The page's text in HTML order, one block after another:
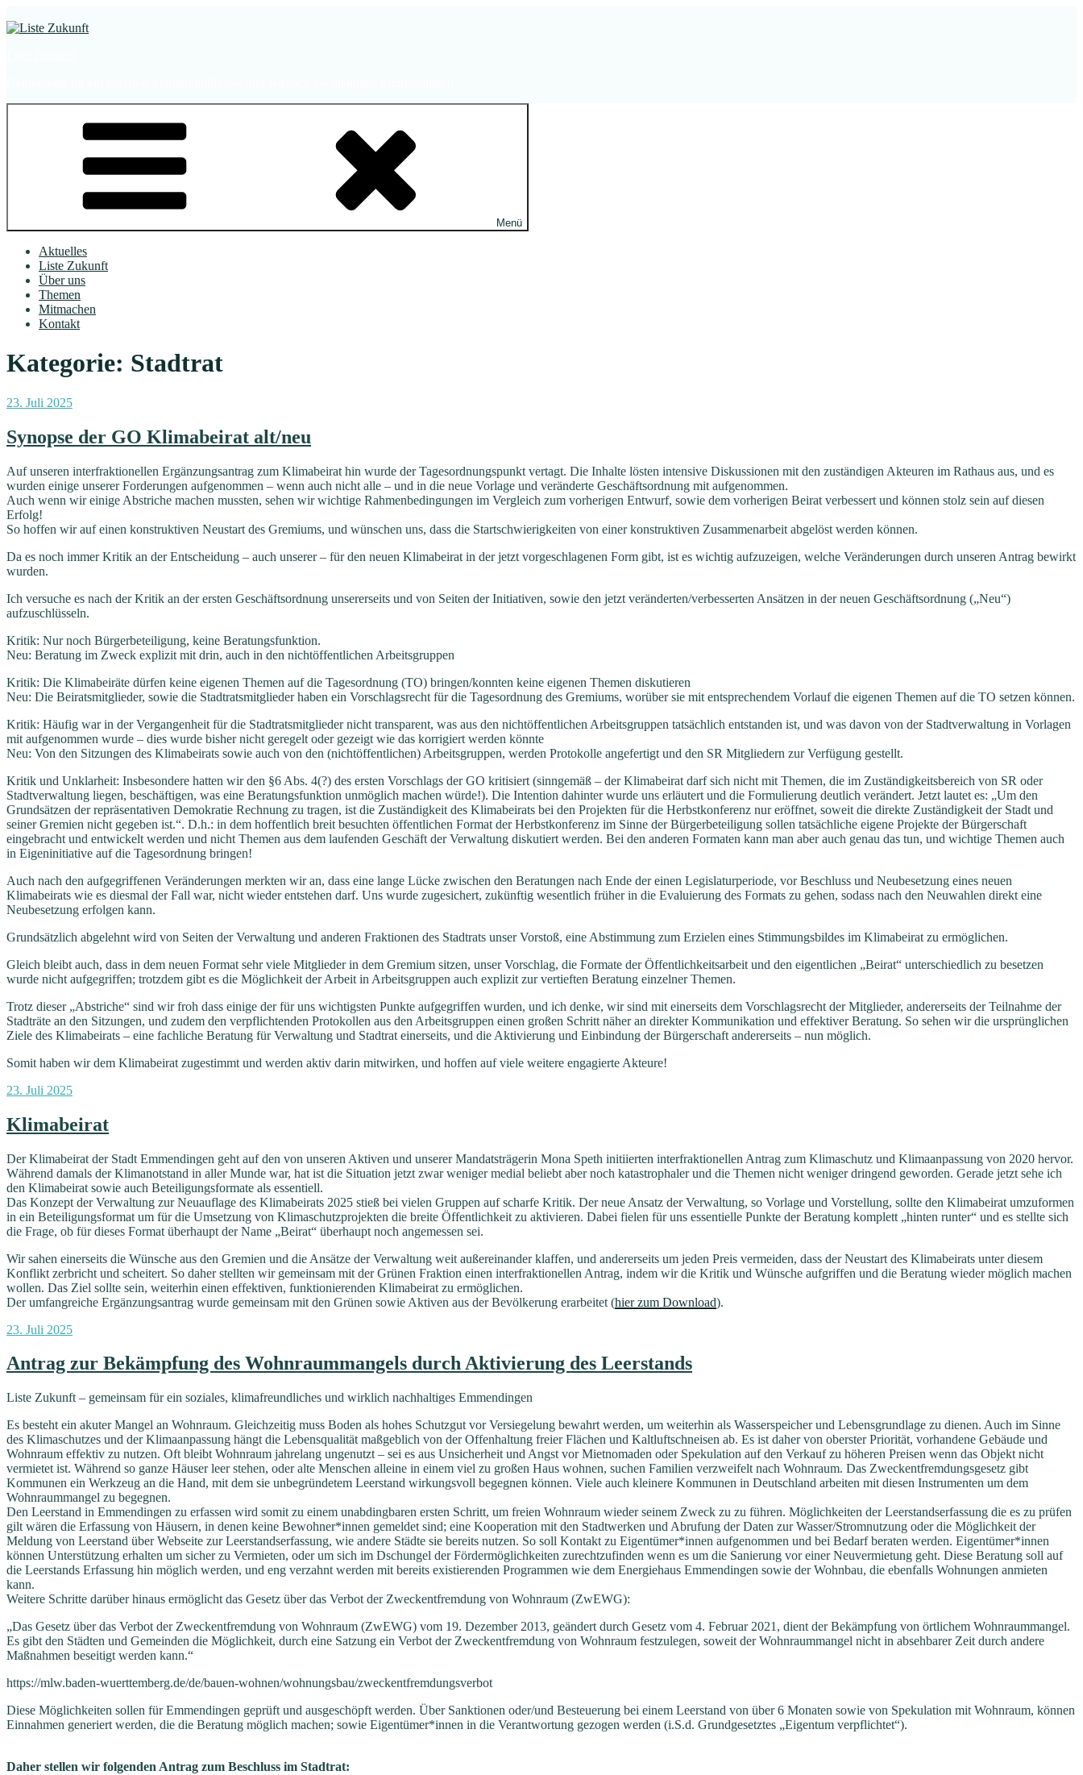
Inhalt
Menü
Aktuelles
Liste Zukunft
Über uns
Themen
Mitmachen
Kontakt
Kategorie: Stadtrat
Veröffentlicht
23. Juli 2025
Synopse der GO Klimabeirat alt/neu
Auf unseren interfraktionellen Ergänzungsantrag zum Klimabeirat hin wurde der Tagesordnungspunkt vertagt. Die Inhalte lösten intensive Diskussionen mit den zuständigen Akteuren im Rathaus aus, und es
wurden einige unserer Forderungen aufgenommen – wenn auch nicht alle – und in die neue Vorlage und veränderte Geschäftsordnung mit aufgenommen.
Auch wenn wir einige Abstriche machen mussten, sehen wir wichtige Rahmenbedingungen im Vergleich zum vorherigen Entwurf, sowie dem vorherigen Beirat verbessert und können stolz sein auf diesen
Erfolg!
So hoffen wir auf einen konstruktiven Neustart des Gremiums, und wünschen uns, dass die Startschwierigkeiten von einer konstruktiven Zusammenarbeit abgelöst werden können.
Da es noch immer Kritik an der Entscheidung – auch unserer – für den neuen Klimabeirat in der jetzt vorgeschlagenen Form gibt, ist es wichtig aufzuzeigen, welche Veränderungen durch unseren Antrag bewirkt
wurden.
Ich versuche es nach der Kritik an der ersten Geschäftsordnung unsererseits und von Seiten der Initiativen, sowie den jetzt veränderten/verbesserten Ansätzen in der neuen Geschäftsordnung („Neu“)
aufzuschlüsseln.
Kritik: Nur noch Bürgerbeteiligung, keine Beratungsfunktion.
Neu: Beratung im Zweck explizit mit drin, auch in den nichtöffentlichen Arbeitsgruppen
Kritik: Die Klimabeiräte dürfen keine eigenen Themen auf die Tagesordnung (TO) bringen/konnten keine eigenen Themen diskutieren
Neu: Die Beiratsmitglieder, sowie die Stadtratsmitglieder haben ein Vorschlagsrecht für die Tagesordnung des Gremiums, worüber sie mit entsprechendem Vorlauf die eigenen Themen auf die TO setzen können.
Kritik: Häufig war in der Vergangenheit für die Stadtratsmitglieder nicht transparent, was aus den nichtöffentlichen Arbeitsgruppen tatsächlich entstanden ist, und was davon von der Stadtverwaltung in Vorlagen
mit aufgenommen wurde – dies wurde bisher nicht geregelt oder gezeigt wie das korrigiert werden könnte
Neu: Von den Sitzungen des Klimabeirats sowie auch von den (nichtöffentlichen) Arbeitsgruppen, werden Protokolle angefertigt und den SR Mitgliedern zur Verfügung gestellt.
Kritik und Unklarheit: Insbesondere hatten wir den §6 Abs. 4(?) des ersten Vorschlags der GO kritisiert (sinngemäß – der Klimabeirat darf sich nicht mit Themen, die im Zuständigkeitsbereich von SR oder
Stadtverwaltung liegen, beschäftigen, was eine Beratungsfunktion unmöglich machen würde!). Die Intention dahinter wurde uns erläutert und die Formulierung deutlich verändert. Jetzt lautet es: „Um den
Grundsätzen der repräsentativen Demokratie Rechnung zu tragen, ist die Zuständigkeit des Klimabeirats bei den Projekten für die Herbstkonferenz nur eröffnet, soweit die direkte Zuständigkeit der Stadt und
seiner Gremien nicht gegeben ist.“. D.h.: in dem hoffentlich breit besuchten öffentlichen Format der Herbstkonferenz im Sinne der Bürgerbeteiligung sollen tatsächliche eigene Projekte der Bürgerschaft
eingebracht und entwickelt werden und nicht Themen aus dem laufenden Geschäft der Verwaltung diskutiert werden. Bei den anderen Formaten kann man aber auch genau das tun, und wichtige Themen auch
in Eigeninitiative auf die Tagesordnung bringen!
Auch nach den aufgegriffenen Veränderungen merkten wir an, dass eine lange Lücke zwischen den Beratungen nach Ende der einen Legislaturperiode, vor Beschluss und Neubesetzung eines neuen
Klimabeirats wie es diesmal der Fall war, nicht wieder entstehen darf. Uns wurde zugesichert, zukünftig wesentlich früher in die Evaluierung des Formats zu gehen, sodass nach den Neuwahlen direkt eine
Neubesetzung erfolgen kann.
Grundsätzlich abgelehnt wird von Seiten der Verwaltung und anderen Fraktionen des Stadtrats unser Vorstoß, eine Abstimmung zum Erzielen eines Stimmungsbildes im Klimabeirat zu ermöglichen.
Gleich bleibt auch, dass in dem neuen Format sehr viele Mitglieder in dem Gremium sitzen, unser Vorschlag, die Formate der Öffentlichkeitsarbeit und den eigentlichen „Beirat“ unterschiedlich zu besetzen
wurde nicht aufgegriffen; trotzdem gibt es die Möglichkeit der Arbeit in Arbeitsgruppen auch explizit zur vertieften Beratung einzelner Themen.
Trotz dieser „Abstriche“ sind wir froh dass einige der für uns wichtigsten Punkte aufgegriffen wurden, und ich denke, wir sind mit einerseits dem Vorschlagsrecht der Mitglieder, andererseits der Teilnahme der
Stadträte an den Sitzungen, und zudem den verpflichtenden Protokollen aus den Arbeitsgruppen einen großen Schritt näher an direkter Kommunikation und effektiver Beratung. So sehen wir die ursprünglichen
Ziele des Klimabeirats – eine fachliche Beratung für Verwaltung und Stadtrat einerseits, und die Aktivierung und Einbindung der Bürgerschaft andererseits – nun möglich.
Somit haben wir dem Klimabeirat zugestimmt und werden aktiv darin mitwirken, und hoffen auf viele weitere engagierte Akteure!
Veröffentlicht
23. Juli 2025
Klimabeirat
Der Klimabeirat der Stadt Emmendingen geht auf den von unseren Aktiven und unserer Mandatsträgerin Mona Speth initiierten interfraktionellen Antrag zum Klimaschutz und Klimaanpassung von 2020 hervor.
Während damals der Klimanotstand in aller Munde war, hat ist die Situation jetzt zwar weniger medial beliebt aber noch katastrophaler und die Themen nicht weniger dringend geworden. Gerade jetzt sehe ich
den Klimabeirat sowie auch Beteiligungsformate als essentiell.
Das Konzept der Verwaltung zur Neuauflage des Klimabeirats 2025 stieß bei vielen Gruppen auf scharfe Kritik. Der neue Ansatz der Verwaltung, so Vorlage und Vorstellung, sollte den Klimabeirat umzuformen
in ein Beteiligungsformat um für die Umsetzung von Klimaschutzprojekten die breite Öffentlichkeit zu aktivieren. Dabei fielen für uns essentielle Punkte der Beratung komplett „hinten runter“ und es stellte sich
die Frage, ob für dieses Format überhaupt der Name „Beirat“ überhaupt noch angemessen sei.
Wir sahen einerseits die Wünsche aus den Gremien und die Ansätze der Verwaltung weit außereinander klaffen, und andererseits um jeden Preis vermeiden, dass der Neustart des Klimabeirats unter diesem
Konflikt zerbricht und scheitert. So daher stellten wir gemeinsam mit der Grünen Fraktion einen interfraktionellen Antrag, indem wir die Kritik und Wünsche aufgriffen und die Beratung wieder möglich machen
wollen. Das Ziel sollte sein, weiterhin einen effektiven, funktionierenden Klimabeirat zu ermöglichen.
Der umfangreiche Ergänzungsantrag wurde gemeinsam mit den Grünen sowie Aktiven aus der Bevölkerung erarbeitet (hier zum Download).
Veröffentlicht
23. Juli 2025
Antrag zur Bekämpfung des Wohnraummangels durch Aktivierung des Leerstands
Liste Zukunft – gemeinsam für ein soziales, klimafreundliches und wirklich nachhaltiges Emmendingen
Es besteht ein akuter Mangel an Wohnraum. Gleichzeitig muss Boden als hohes Schutzgut vor Versiegelung bewahrt werden, um weiterhin als Wasserspeicher und Lebensgrundlage zu dienen. Auch im Sinne
des Klimaschutzes und der Klimaanpassung hängt die Lebensqualität maßgeblich von der Offenhaltung freier Flächen und Kaltluftschneisen ab. Es ist daher von oberster Priorität, vorhandene Gebäude und
Wohnraum effektiv zu nutzen. Oft bleibt Wohnraum jahrelang ungenutzt – sei es aus Unsicherheit und Angst vor Mietnomaden oder Spekulation auf den Verkauf zu höheren Preisen wenn das Objekt nicht
vermietet ist. Während so ganze Häuser leer stehen, oder alte Menschen alleine in einem viel zu großen Haus wohnen, suchen Familien verzweifelt nach Wohnraum. Das Zweckentfremdungsgesetz gibt
Kommunen ein Werkzeug an die Hand, mit dem sie unbegründetem Leerstand wirkungsvoll begegnen können. Viele auch kleinere Kommunen in Deutschland arbeiten mit diesen Instrumenten um dem
Wohnraummangel zu begegnen.
Den Leerstand in Emmendingen zu erfassen wird somit zu einem unabdingbaren ersten Schritt, um freien Wohnraum wieder seinem Zweck zu zu führen. Möglichkeiten der Leerstandserfassung die es zu prüfen
gilt wären die Erfassung von Häusern, in denen keine Bewohner*innen gemeldet sind; eine Kooperation mit den Stadtwerken und Abrufung der Daten zur Wasser/Stromnutzung oder die Möglichkeit der
Meldung von Leerstand über Webseite zur Leerstandserfassung, wie andere Städte sie bereits nutzen. So soll Kontakt zu Eigentümer*innen aufgenommen und bei Bedarf beraten werden. Eigentümer*innen
können Unterstützung erhalten um sicher zu Vermieten, oder um sich im Dschungel der Fördermöglichkeiten zurechtzufinden wenn es um die Sanierung vor einer Neuvermietung geht. Diese Beratung soll auf
die Leerstands Erfassung hin möglich werden, und eng verzahnt werden mit bereits existierenden Programmen wie dem Energiehaus Emmendingen sowie der Wohnbau, die ebenfalls Wohnungen anmieten
kann.
Weitere Schritte darüber hinaus ermöglicht das Gesetz über das Verbot der Zweckentfremdung von Wohnraum (ZwEWG):
„Das Gesetz über das Verbot der Zweckentfremdung von Wohnraum (ZwEWG) vom 19. Dezember 2013, geändert durch Gesetz vom 4. Februar 2021, dient der Bekämpfung von örtlichem Wohnraummangel.
Es gibt den Städten und Gemeinden die Möglichkeit, durch eine Satzung ein Verbot der Zweckentfremdung von Wohnraum festzulegen, soweit der Wohnraummangel nicht in absehbarer Zeit durch andere
Maßnahmen beseitigt werden kann.“
https://mlw.baden-wuerttemberg.de/de/bauen-wohnen/wohnungsbau/zweckentfremdungsverbot
Diese Möglichkeiten sollen für Emmendingen geprüft und ausgeschöpft werden. Über Sanktionen oder/und Besteuerung bei einem Leerstand von über 6 Monaten sowie von Spekulation mit Wohnraum, können
Einnahmen generiert werden, die die Beratung möglich machen; sowie Eigentümer*innen in die Verantwortung gezogen werden (i.S.d. Grundgesetztes „Eigentum verpflichtet“).
Daher stellen wir folgenden Antrag zum Beschluss im Stadtrat: